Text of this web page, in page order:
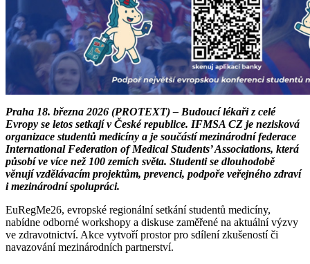
Praha 18. března 2026 (PROTEXT) – Budoucí lékaři z celé
Evropy se letos setkají v České republice. IFMSA CZ je nezisková
organizace studentů medicíny a je součástí mezinárodní federace
International Federation of Medical Students’ Associations, která
působí ve více než 100 zemích světa. Studenti se dlouhodobě
věnují vzdělávacím projektům, prevenci, podpoře veřejného zdraví
i mezinárodní spolupráci.
EuRegMe26, evropské regionální setkání studentů medicíny,
nabídne odborné workshopy a diskuse zaměřené na aktuální výzvy
ve zdravotnictví. Akce vytvoří prostor pro sdílení zkušeností či
navazování mezinárodních partnerství.